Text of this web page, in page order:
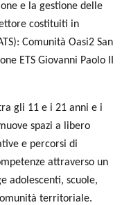
e la gestione delle
costituiti in
Comunità Oasi2 San
ETS Giovanni Paolo II
gli 11 e i 21 anni e i
spazi a libero
e percorsi di
attraverso un
adolescenti, scuole,
territoriale.